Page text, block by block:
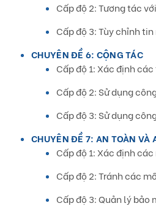
Cấp độ 2: Tương tác
Cấp độ 3: Tùy chỉnh
CHUYÊN ĐỀ 6: CỘNG TÁC
Cấp độ 1: Xác định
Cấp độ 2: Sử dụng
Cấp độ 3: Sử dụng
CHUYÊN ĐỀ 7: AN TOÀN VÀ
Cấp độ 1: Xác định
Cấp độ 2: Tránh các
Cấp độ 3: Quản lý